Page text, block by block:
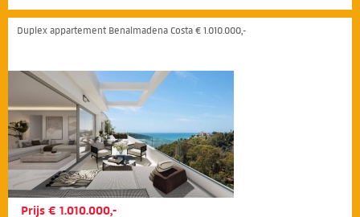
Duplex appartement Benalmadena Costa € 1.010.000,-
Prijs € 1.010.000,-